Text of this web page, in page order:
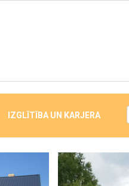
IZGLĪTĪBA UN KARJERA